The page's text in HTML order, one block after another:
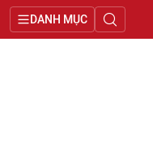
DANH MỤC